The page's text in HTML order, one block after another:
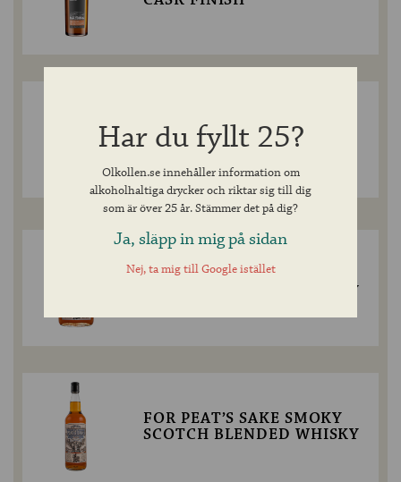
ANCNOC PEATHEART
BATCH 3
FOR PEAT’S SAKE SMOKY
SCOTCH BLENDED WHISKY
FOR PEAT’S SAKE SMOKY
SCOTCH BLENDED WHISKY
Har du fyllt 25?
Olkollen.se innehåller information om
alkoholhaltiga drycker och riktar sig till dig
som är över 25 år. Stämmer det på dig?
Ja, släpp in mig på sidan
Nej, ta mig till Google istället